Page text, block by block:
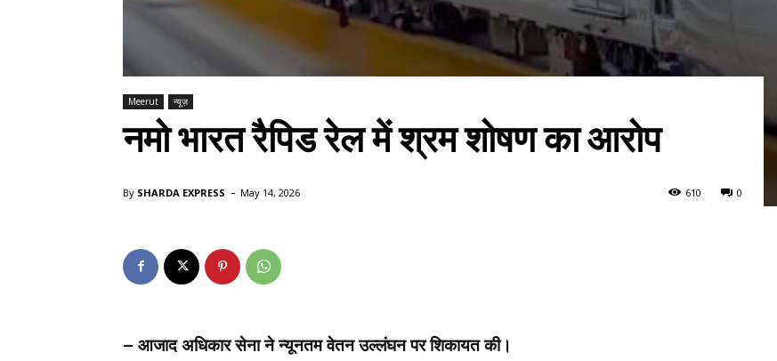
Meerut न्यूज़
नमो भारत रैपिड रेल में श्रम शोषण का आरोप
By SHARDA EXPRESS - May 14, 2026 0
610
– आजाद अधिकार सेना ने न्यूनतम वेतन उल्लंघन पर शिकायत की।